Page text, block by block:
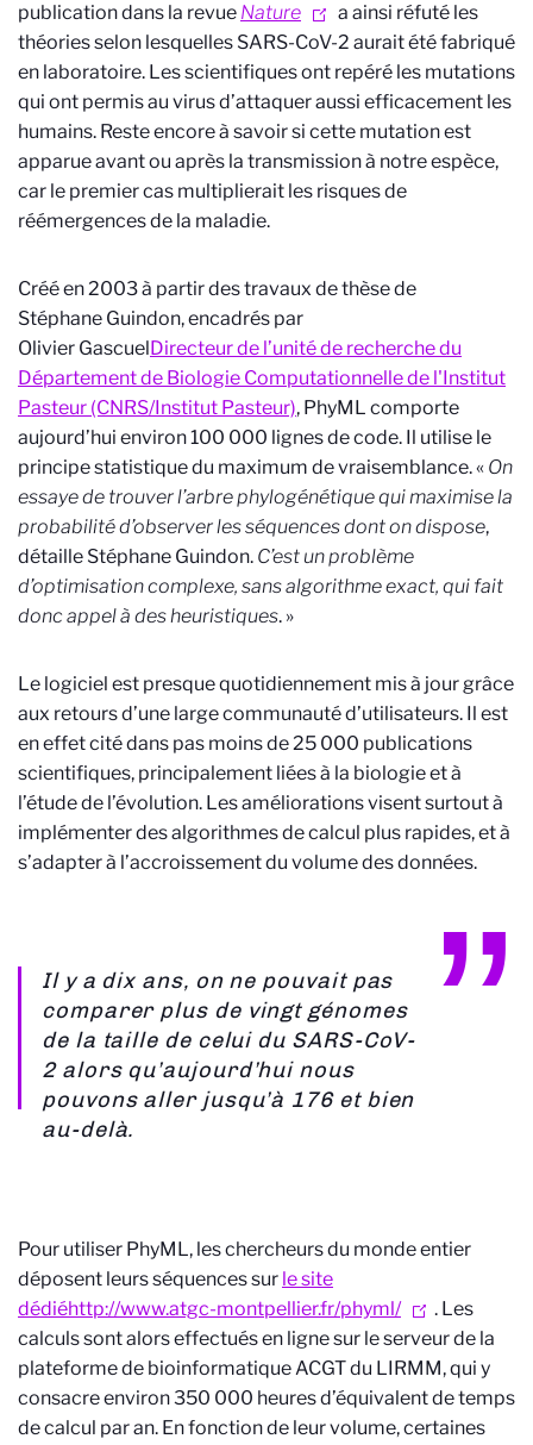
publication dans la revue Nature
a ainsi réfuté les
théories selon lesquelles SARS-CoV-2 aurait été fabriqué
en laboratoire. Les scientifiques ont repéré les mutations
qui ont permis au virus d’attaquer aussi efficacement les
humains. Reste encore à savoir si cette mutation est
apparue avant ou après la transmission à notre espèce,
car le premier cas multiplierait les risques de
réémergences de la maladie.
Créé en 2003 à partir des travaux de thèse de
Stéphane Guindon, encadrés par
Olivier GascuelDirecteur de l’unité de recherche du
Département de Biologie Computationnelle de l'Institut
Pasteur (CNRS/Institut Pasteur), PhyML comporte
aujourd’hui environ 100 000 lignes de code. Il utilise le
principe statistique du maximum de vraisemblance. « On
essaye de trouver l’arbre phylogénétique qui maximise la
probabilité d’observer les séquences dont on dispose,
détaille Stéphane Guindon. C’est un problème
d’optimisation complexe, sans algorithme exact, qui fait
donc appel à des heuristiques. »
Le logiciel est presque quotidiennement mis à jour grâce
aux retours d’une large communauté d’utilisateurs. Il est
en effet cité dans pas moins de 25 000 publications
scientifiques, principalement liées à la biologie et à
l’étude de l’évolution. Les améliorations visent surtout à
implémenter des algorithmes de calcul plus rapides, et à
s’adapter à l’accroissement du volume des données.
Il y a dix ans, on ne pouvait pas
comparer plus de vingt génomes
de la taille de celui du SARS-CoV-
2 alors qu’aujourd’hui nous
pouvons aller jusqu’à 176 et bien
au-delà.
Pour utiliser PhyML, les chercheurs du monde entier
déposent leurs séquences sur le site
dédiéhttp://www.atgc-montpellier.fr/phyml/
. Les
calculs sont alors effectués en ligne sur le serveur de la
plateforme de bioinformatique ACGT du LIRMM, qui y
consacre environ 350 000 heures d’équivalent de temps
de calcul par an. En fonction de leur volume, certaines